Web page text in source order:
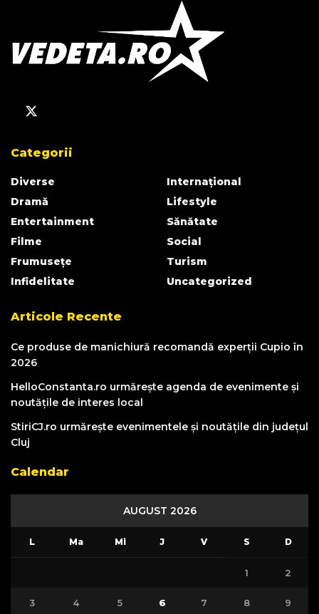
Categorii
Diverse
Dramă
Entertainment
Filme
Frumusețe
Infidelitate
Internațional
Lifestyle
Sănătate
Social
Turism
Uncategorized
Articole Recente
Ce produse de manichiură recomandă experții Cupio în
2026
HelloConstanta.ro urmărește agenda de evenimente și
noutățile de interes local
StiriCJ.ro urmărește evenimentele și noutățile din județul
Cluj
Calendar
AUGUST 2026
L Ma Mi J V S D
1 2
3 4 5 6 7 8 9